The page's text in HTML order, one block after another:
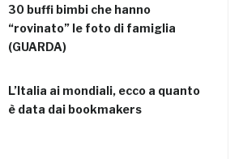
30 buffi bimbi che hanno
“rovinato” le foto di famiglia
(GUARDA)
L’Italia ai mondiali, ecco a quanto
è data dai bookmakers